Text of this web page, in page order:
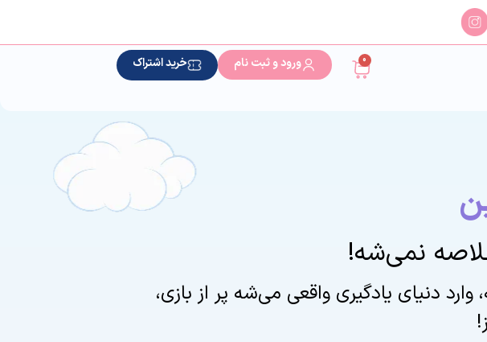
0 ورود و ثبت نام خرید اشتراک
نمی‌شه!
دنیای یادگیری واقعی می‌شه پر از بازی،